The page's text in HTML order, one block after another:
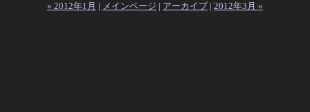
« 2012年1月 | メインページ | アーカイブ | 2012年3月 »